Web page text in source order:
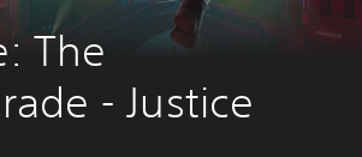
The
- Justice